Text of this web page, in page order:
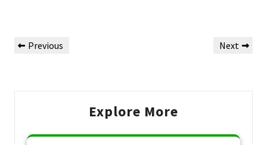
navigation
Previous
Previous
Next
Next
Explore More